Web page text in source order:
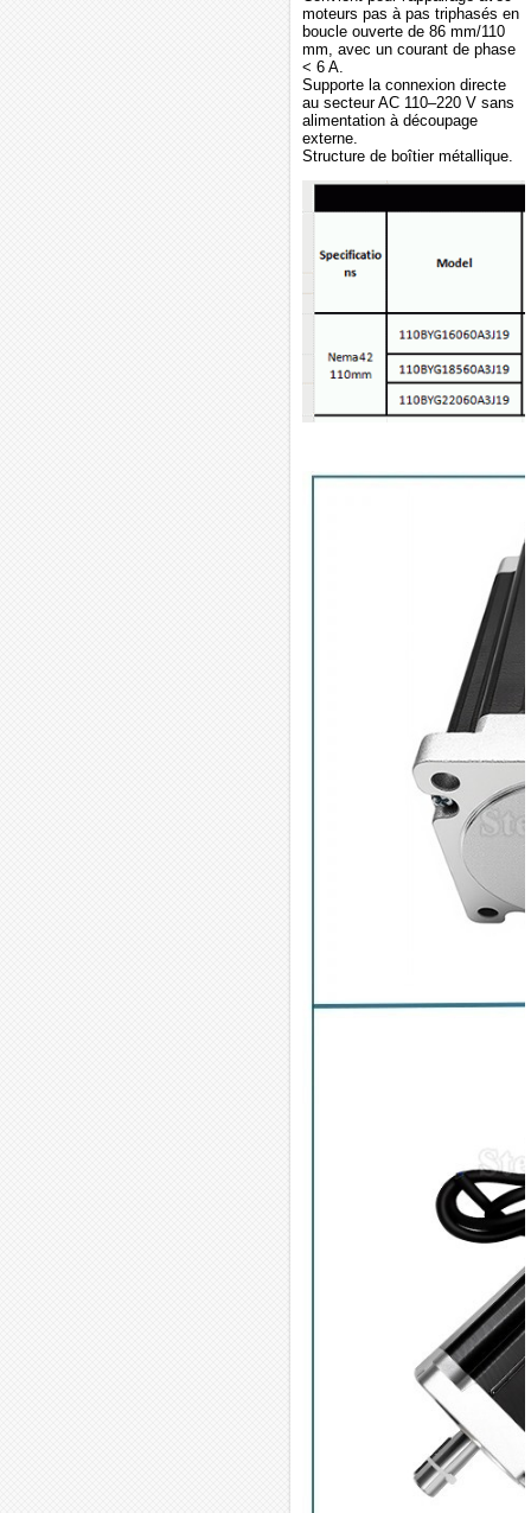
moteurs pas à pas triphasés en
boucle ouverte de 86 mm/110
mm, avec un courant de phase
< 6 A.
Supporte la connexion directe
au secteur AC 110–220 V sans
alimentation à découpage
externe.
Structure de boîtier métallique.